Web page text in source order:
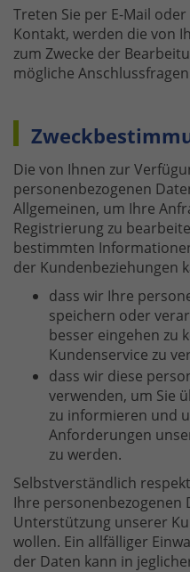
Treten Sie per E-Mail
Kontakt, werden die von
zum Zwecke der
mögliche
Die von Ihnen zur
personenbezogenen
Allgemeinen, um Ihre
Registrierung zu
bestimmten
der Kundenbeziehungen
dass wir Ihre
speichern oder
besser eingehen zu
Kundenservice zu
dass wir diese
verwenden, um Sie
zu informieren und
Anforderungen
zu werden.
Selbstverständlich
Ihre personenbezogenen
Unterstützung unserer
wollen. Ein allfälliger
der Daten kann in